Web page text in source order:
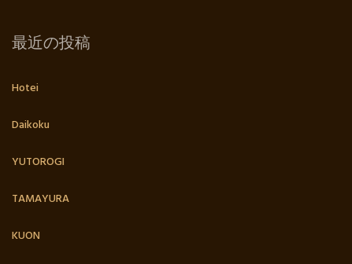
最近の投稿
Hotei
Daikoku
YUTOROGI
TAMAYURA
KUON